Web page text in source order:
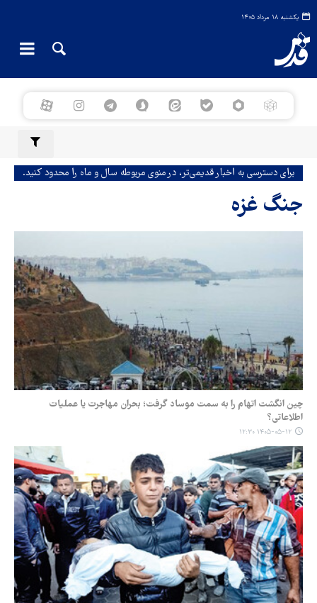
یکشنبه ۱۸ مرداد ۱۴۰۵
برای دسترسی به اخبار قدیمی‌تر، در منوی مربوطه سال و ماه را محدود کنید.
جنگ غزه
چین انگشت اتهام را به سمت موساد گرفت؛ بحران مهاجرت یا عملیات
اطلاعاتی؟
۱۴۰۵-۰۵-۱۲ ۱۲:۳۰